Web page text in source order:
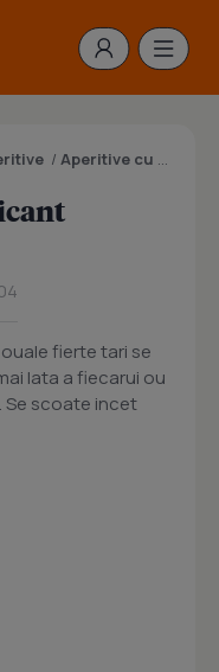
/ Aperitive cu oua
fierte tari se
lata a fiecarui ou
Se scoate incet